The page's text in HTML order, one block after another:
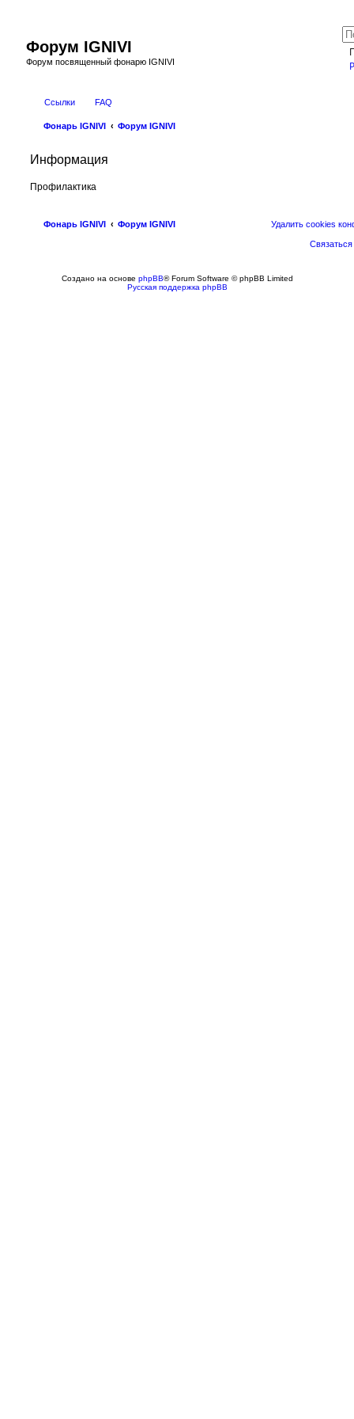
Форум IGNIVI
Форум посвященный фонарю IGNIVI
Ссылки FAQ
Фонарь IGNIVI Форум IGNIVI
Информация
Профилактика
Фонарь IGNIVI Форум IGNIVI Удалить cookies
Создано на основе phpBB® Forum Software © phpBB Limited
Русская поддержка phpBB